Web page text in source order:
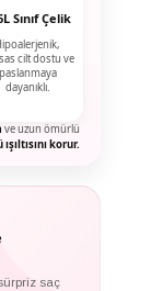
Sınıf Çelik
cilt dostu ve
paslanmaya
dayanıklı.
ve uzun ömürlü
korur.
saç